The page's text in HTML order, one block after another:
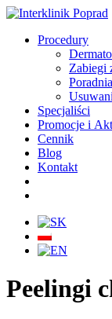
Procedury
Zabiegi
Specjaliści
Promocje i
Cennik
Blog
Kontakt
Peelingi